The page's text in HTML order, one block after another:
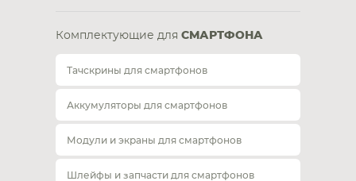
Комплектующие для СМАРТФОНА
Тачскрины для смартфонов
Аккумуляторы для смартфонов
Модули и экраны для смартфонов
Шлейфы и запчасти для смартфонов